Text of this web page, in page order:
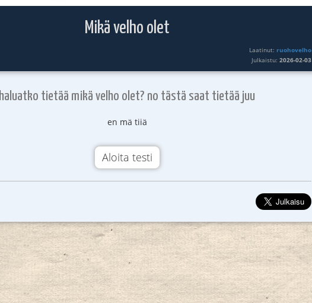
Mikä velho olet
Laatinut:ruohovelho
Julkaistu:2026-02-03
haluatko tietää mikä velho olet? no tästä saat tietää juu
en mä tiiä
Aloita testi